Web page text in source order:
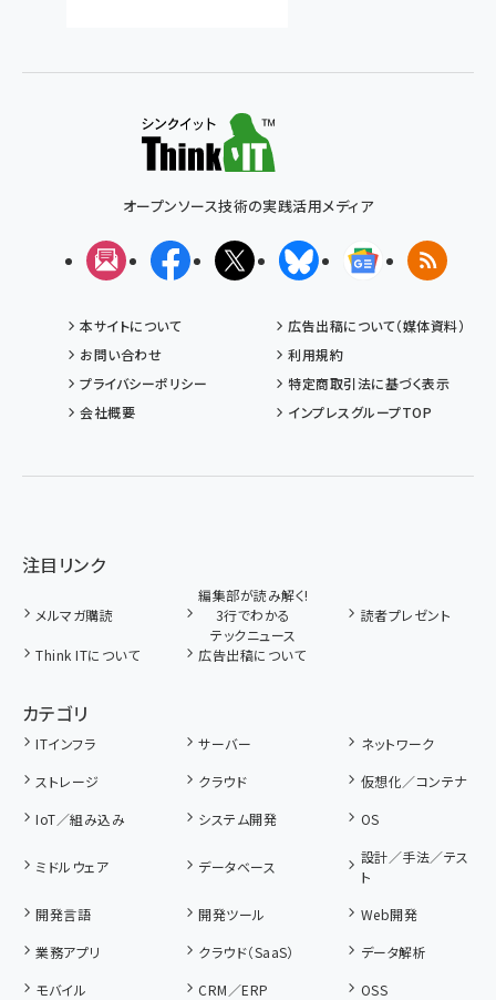
オープンソース技術の実践活用メディア
メルマガFacebookX(エックス)BlueskyGoogleニュ
RSS
本サイトについて
広告出稿について（媒体資料）
お問い合わせ
利用規約
プライバシーポリシー
特定商取引法に基づく表示
会社概要
インプレスグループTOP
注目リンク
メルマガ購読
編集部が読み解く!
3行でわかる
テックニュース
読者プレゼント
Think ITについて 広告出稿について
カテゴリ
ITインフラ サーバー
ネットワーク
ストレージ
クラウド
仮想化／コンテナ
IoT／組み込み
システム開発 OS
ミドルウェア データベース
設計／手法／テス
ト
開発言語
開発ツール
Web開発
業務アプリ
クラウド（SaaS）
データ解析
モバイル
CRM／ERP
OSS